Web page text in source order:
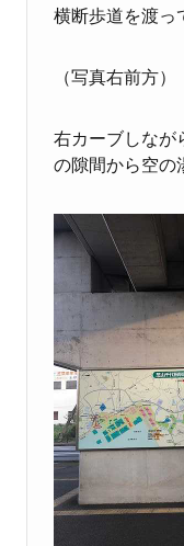
横断歩道を渡っ
（写真右前方）
右カーブしなが
の隙間から空の